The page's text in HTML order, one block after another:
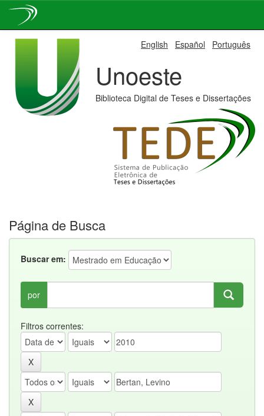
English Español Português
Unoeste
Biblioteca Digital de Teses e Dissertações
Página de Busca
Buscar em:
por
Filtros correntes: